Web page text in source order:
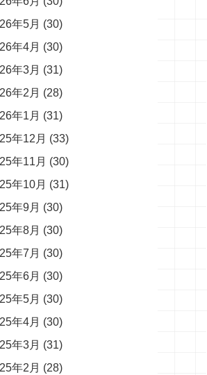
年5月 (30)
年4月 (30)
年3月 (31)
年2月 (28)
年1月 (31)
年12月 (33)
年11月 (30)
年10月 (31)
年9月 (30)
年8月 (30)
年7月 (30)
年6月 (30)
年5月 (30)
年4月 (30)
年3月 (31)
年2月 (28)